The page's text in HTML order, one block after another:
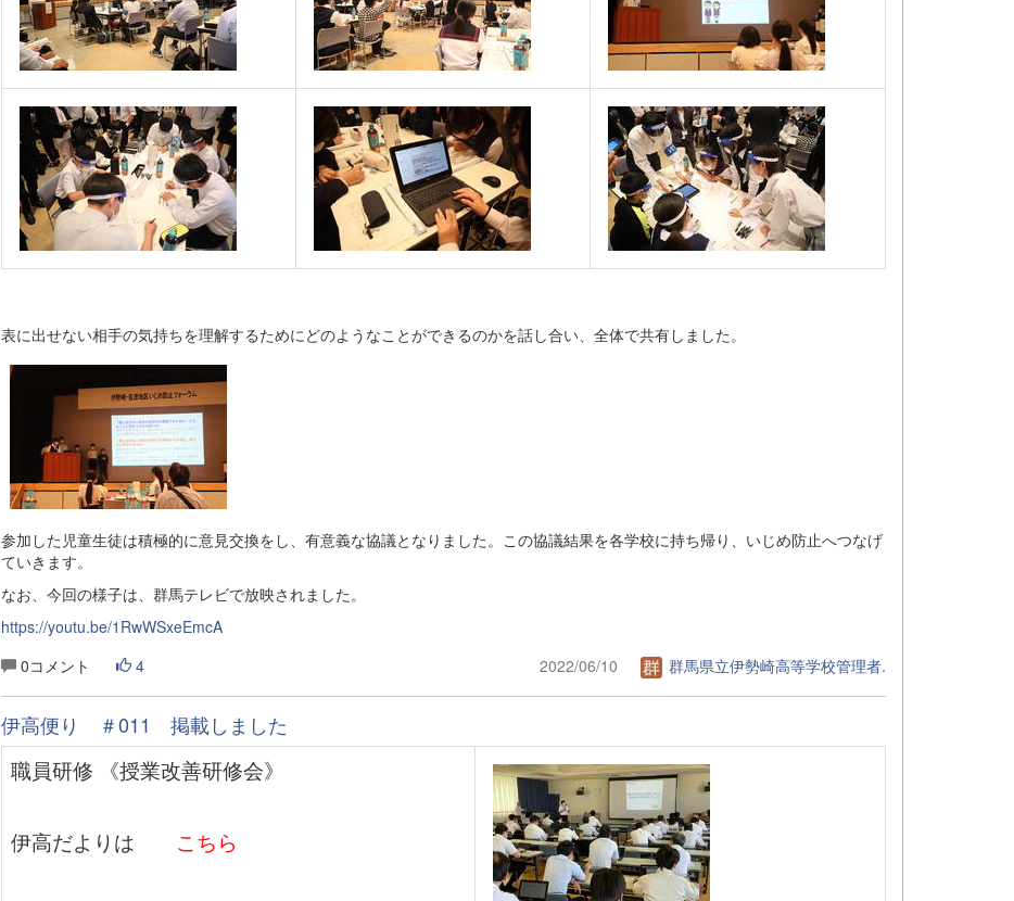
表に出せない相手の気持ちを理解するためにどのようなことができるのかを話し合い、全体で共有しました。
参加した児童生徒は積極的に意見交換をし、有意義な協議となりました。この協議結果を各学校に持ち帰り、いじめ防止へつなげ
ていきます。
なお、今回の様子は、群馬テレビで放映されました。
https://youtu.be/1RwWSxeEmcA
0コメント
4 2022/06/10 群馬県立伊勢崎高等学校管理者.
伊高便り ＃011 掲載しました
職員研修 《授業改善研修会》
伊高だよりは こちら